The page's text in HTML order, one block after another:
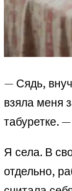
— Сядь,
взяла меня
табуретке.
Я села. В
отдельно,